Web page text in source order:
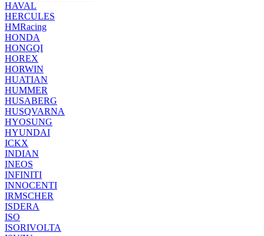
HAVAL
HERCULES
HMRacing
HONDA
HONGQI
HOREX
HORWIN
HUATIAN
HUMMER
HUSABERG
HUSQVARNA
HYOSUNG
HYUNDAI
ICKX
INDIAN
INEOS
INFINITI
INNOCENTI
IRMSCHER
ISDERA
ISO
ISORIVOLTA